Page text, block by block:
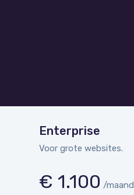
Enterprise
Voor grote websites.
€ 1.100 /maand